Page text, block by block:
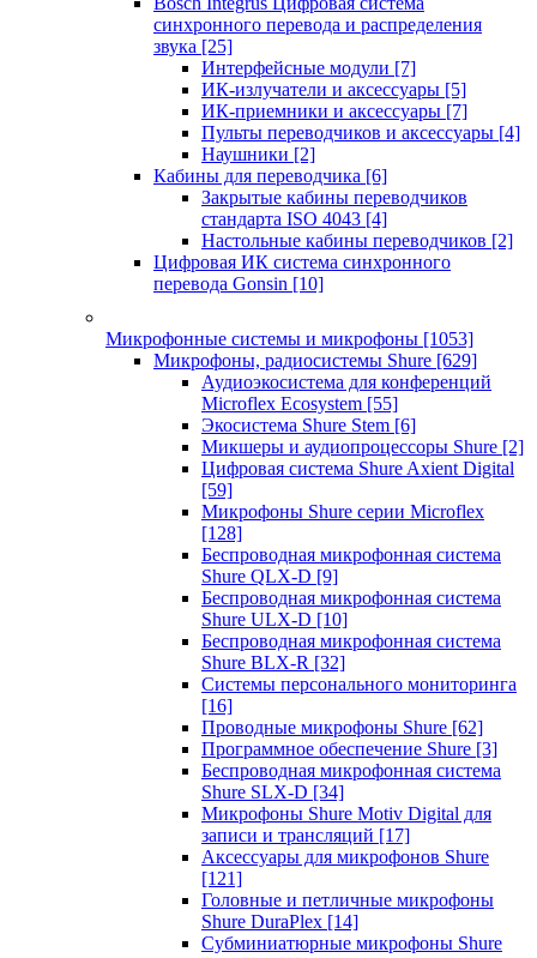
синхронного перевода и распределения
звука [25]
Интерфейсные модули [7]
ИК-излучатели и аксессуары [5]
ИК-приемники и аксессуары [7]
Пульты переводчиков и аксессуары [4]
Наушники [2]
Кабины для переводчика [6]
Закрытые кабины переводчиков
стандарта ISO 4043 [4]
Настольные кабины переводчиков [2]
Цифровая ИК система синхронного
перевода Gonsin [10]
Микрофонные системы и микрофоны [1053]
Микрофоны, радиосистемы Shure [629]
Аудиоэкосистема для конференций
Microflex Ecosystem [55]
Экосистема Shure Stem [6]
Микшеры и аудиопроцессоры Shure [2]
Цифровая система Shure Axient Digital
[59]
Микрофоны Shure серии Microflex
[128]
Беспроводная микрофонная система
Shure QLX-D [9]
Беспроводная микрофонная система
Shure ULX-D [10]
Беспроводная микрофонная система
Shure BLX-R [32]
Системы персонального мониторинга
[16]
Проводные микрофоны Shure [62]
Программное обеспечение Shure [3]
Беспроводная микрофонная система
Shure SLX-D [34]
Микрофоны Shure Motiv Digital для
записи и трансляций [17]
Аксессуары для микрофонов Shure
[121]
Головные и петличные микрофоны
Shure DuraPlex [14]
Субминиатюрные микрофоны Shure